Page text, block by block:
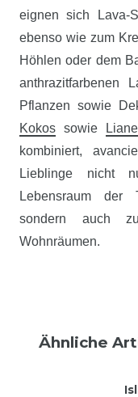
eignen sich Lava-
ebenso wie zum
Höhlen oder dem
anthrazitfarbenen
Pflanzen sowie
Kokos sowie
kombiniert,
Lieblinge nicht
Lebensraum der
sondern auch
Wohnräumen.
Ähnliche